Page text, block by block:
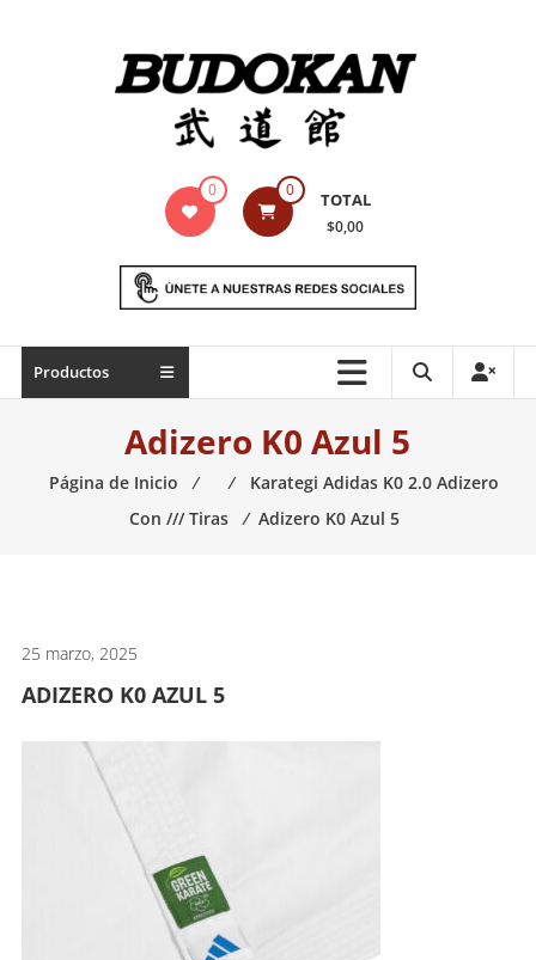
Indumentaria
marciales
Todo
necesario
0 0 TOTAL
$0,00
Productos
Adizero K0 Azul 5
Página de Inicio ⁄ ⁄
Karategi Adidas K0 2.0 Adizero
Con /// Tiras
⁄ Adizero K0 Azul 5
25 marzo, 2025
ADIZERO K0 AZUL 5